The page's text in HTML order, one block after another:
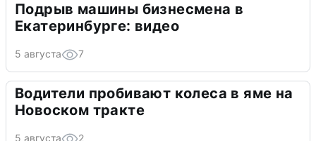
Подрыв машины бизнесмена в
Екатеринбурге: видео
5 августа 7
Водители пробивают колеса в яме на
Новоском тракте
5 августа 2